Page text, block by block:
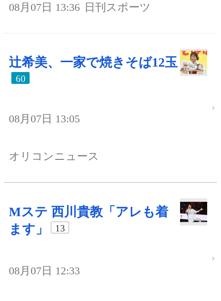
08月07日 13:36 日刊スポーツ
辻希美、一家で焼きそば12玉
60
08月07日 13:05
オリコンニュース
Mステ 西川貴教「アレも着
ます」
13
08月07日 12:33